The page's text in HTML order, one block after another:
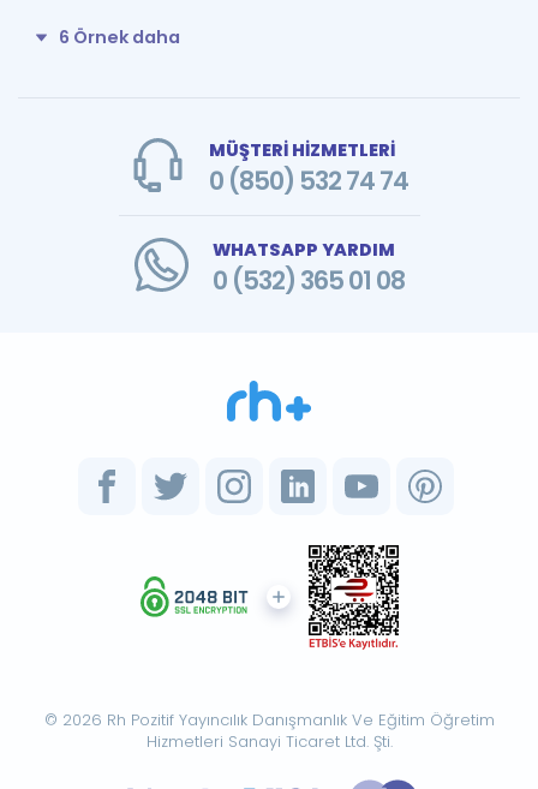
6 Örnek daha
MÜŞTERİ HİZMETLERİ
0 (850) 532 74 74
WHATSAPP YARDIM
0 (532) 365 01 08
© 2026 Rh Pozitif Yayıncılık Danışmanlık Ve Eğitim Öğretim
Hizmetleri Sanayi Ticaret Ltd. Şti.